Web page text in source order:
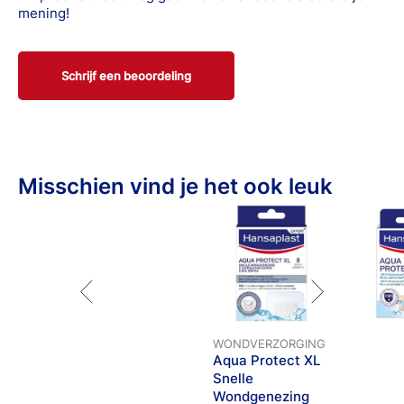
mening!
Schrijf een beoordeling
Misschien vind je het ook leuk
WONDVERZORGING
Aqua Protect XL
Snelle
Wondgenezing